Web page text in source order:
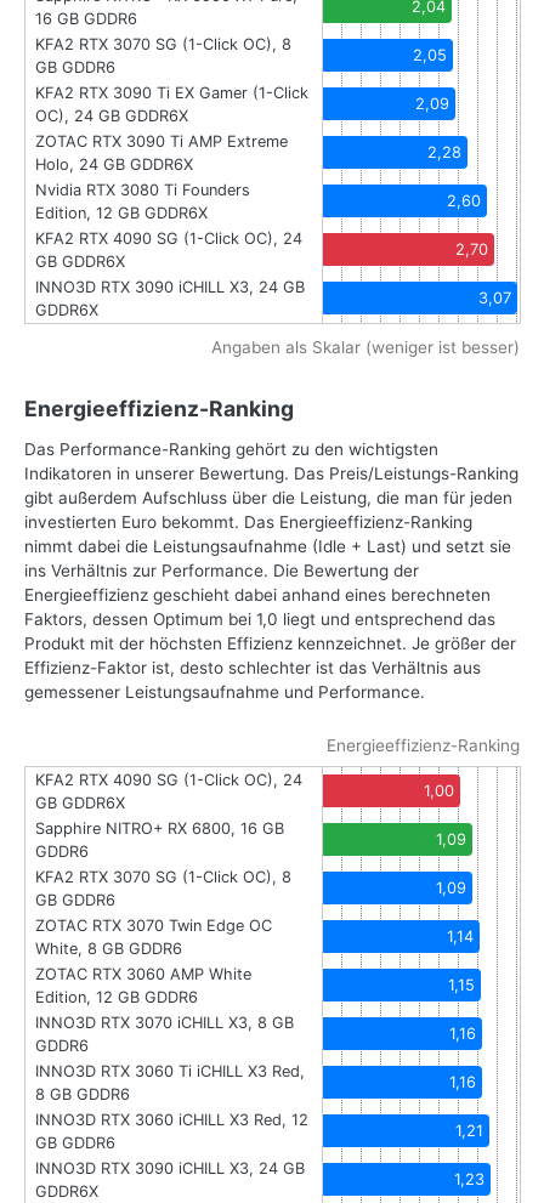
16 GB GDDR6
2,04
KFA2 RTX 3070 SG (1-Click OC), 8
GB GDDR6
2,05
KFA2 RTX 3090 Ti EX Gamer (1-Click
OC), 24 GB GDDR6X
2,09
ZOTAC RTX 3090 Ti AMP Extreme
Holo, 24 GB GDDR6X
2,28
Nvidia RTX 3080 Ti Founders
Edition, 12 GB GDDR6X
2,60
KFA2 RTX 4090 SG (1-Click OC), 24
GB GDDR6X
2,70
INNO3D RTX 3090 iCHILL X3, 24 GB
GDDR6X
3,07
Angaben als Skalar (weniger ist besser)
Energieeffizienz-Ranking
Das Performance-Ranking gehört zu den wichtigsten
Indikatoren in unserer Bewertung. Das Preis/Leistungs-Ranking
gibt außerdem Aufschluss über die Leistung, die man für jeden
investierten Euro bekommt. Das Energieeffizienz-Ranking
nimmt dabei die Leistungsaufnahme (Idle + Last) und setzt sie
ins Verhältnis zur Performance. Die Bewertung der
Energieeffizienz geschieht dabei anhand eines berechneten
Faktors, dessen Optimum bei 1,0 liegt und entsprechend das
Produkt mit der höchsten Effizienz kennzeichnet. Je größer der
Effizienz-Faktor ist, desto schlechter ist das Verhältnis aus
gemessener Leistungsaufnahme und Performance.
Energieeffizienz-Ranking
KFA2 RTX 4090 SG (1-Click OC), 24
GB GDDR6X
1,00
Sapphire NITRO+ RX 6800, 16 GB
GDDR6
1,09
KFA2 RTX 3070 SG (1-Click OC), 8
GB GDDR6
1,09
ZOTAC RTX 3070 Twin Edge OC
White, 8 GB GDDR6
1,14
ZOTAC RTX 3060 AMP White
Edition, 12 GB GDDR6
1,15
INNO3D RTX 3070 iCHILL X3, 8 GB
GDDR6
1,16
INNO3D RTX 3060 Ti iCHILL X3 Red,
8 GB GDDR6
1,16
INNO3D RTX 3060 iCHILL X3 Red, 12
GB GDDR6
1,21
INNO3D RTX 3090 iCHILL X3, 24 GB
GDDR6X
1,23